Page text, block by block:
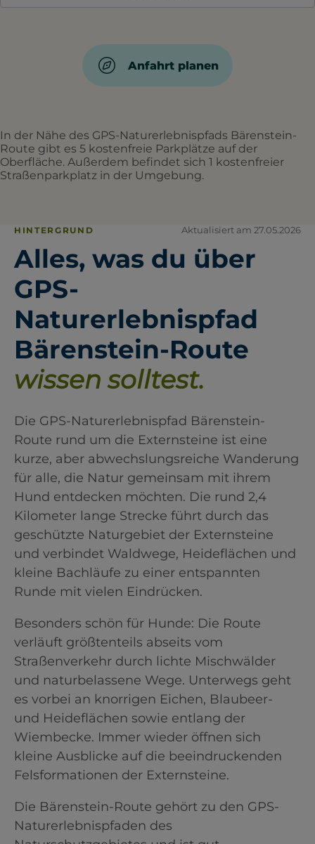
Anfahrt planen
In der Nähe des GPS-Naturerlebnispfads Bärenstein-
Route gibt es 5 kostenfreie Parkplätze auf der
Oberfläche. Außerdem befindet sich 1 kostenfreier
Straßenparkplatz in der Umgebung.
HINTERGRUND Aktualisiert am 27.05.2026
Alles, was du über
GPS-
Naturerlebnispfad
Bärenstein-Route
wissen solltest.
Die GPS-Naturerlebnispfad Bärenstein-
Route rund um die Externsteine ist eine
kurze, aber abwechslungsreiche Wanderung
für alle, die Natur gemeinsam mit ihrem
Hund entdecken möchten. Die rund 2,4
Kilometer lange Strecke führt durch das
geschützte Naturgebiet der Externsteine
und verbindet Waldwege, Heideflächen und
kleine Bachläufe zu einer entspannten
Runde mit vielen Eindrücken.
Besonders schön für Hunde: Die Route
verläuft größtenteils abseits vom
Straßenverkehr durch lichte Mischwälder
und naturbelassene Wege. Unterwegs geht
es vorbei an knorrigen Eichen, Blaubeer-
und Heideflächen sowie entlang der
Wiembecke. Immer wieder öffnen sich
kleine Ausblicke auf die beeindruckenden
Felsformationen der Externsteine.
Die Bärenstein-Route gehört zu den GPS-
Naturerlebnispfaden des